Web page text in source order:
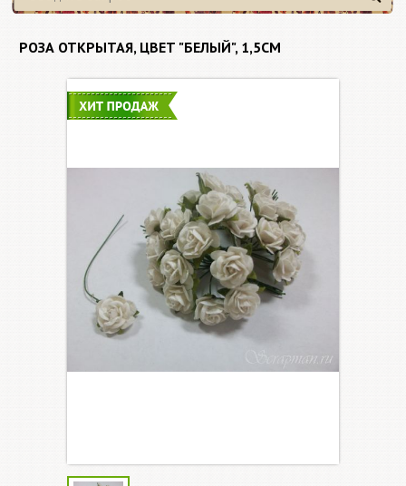
Найти
РОЗА ОТКРЫТАЯ, ЦВЕТ "БЕЛЫЙ", 1,5СМ